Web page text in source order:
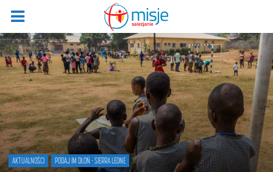
AKTUALNOŚCI PODAJ IM DŁOŃ - SIERRA LEONE